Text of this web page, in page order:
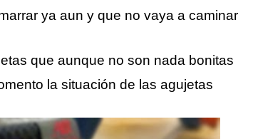
ya aun y que no vaya a caminar
que aunque no son nada bonitas
la situación de las agujetas